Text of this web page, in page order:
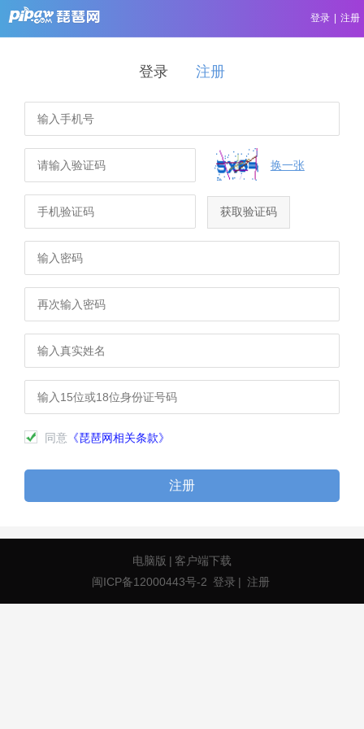
登录 注册
登录 注册
换一张
获取验证码
同意 《琵琶网相关条款》
注册
电脑版 | 客户端下载
闽ICP备12000443号-2 登录 | 注册